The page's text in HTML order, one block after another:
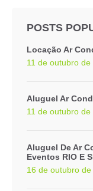
POSTS
Locação Ar
11 de outubro de
Aluguel Ar
11 de outubro de
Aluguel De Ar
Eventos RIO E
16 de outubro de